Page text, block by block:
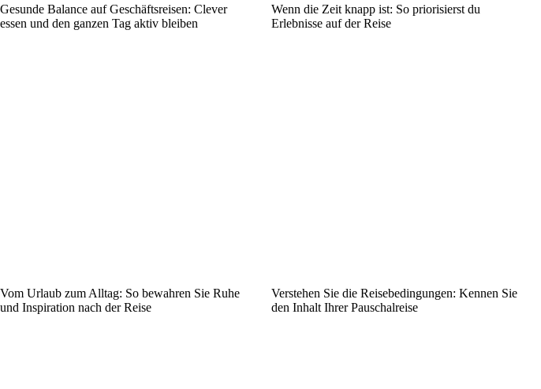
Gesunde Balance auf Geschäftsreisen: Clever
essen und den ganzen Tag aktiv bleiben
Wenn die Zeit knapp ist: So priorisierst du
Erlebnisse auf der Reise
Vom Urlaub zum Alltag: So bewahren Sie Ruhe
und Inspiration nach der Reise
Verstehen Sie die Reisebedingungen: Kennen Sie
den Inhalt Ihrer Pauschalreise